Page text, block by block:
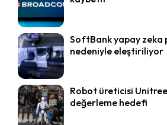
SoftBank yapay zeka
nedeniyle eleştiriliyor
Robot üreticisi
değerleme hedefi